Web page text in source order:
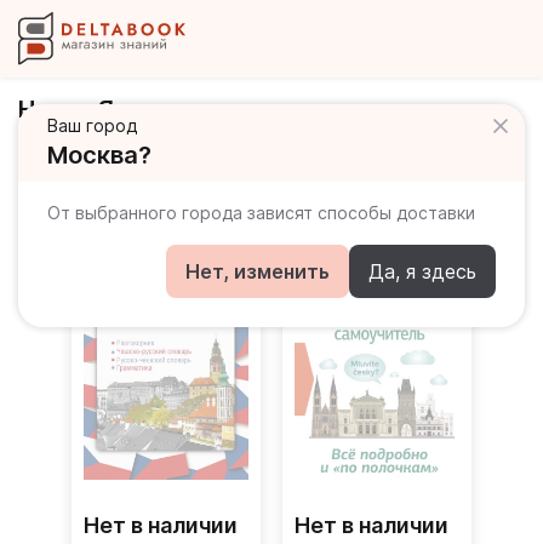
Ваш город
Москва?
От выбранного города зависят способы доставки
Нет, изменить Да, я здесь
Новак Ян
Книги автора
Нет в наличии Нет в наличии